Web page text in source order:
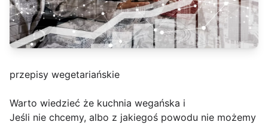
przepisy wegetariańskie
Warto wiedzieć że kuchnia wegańska i
Jeśli nie chcemy, albo z jakiegoś powodu nie możemy